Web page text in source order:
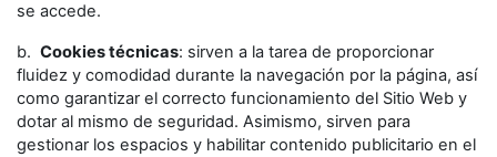
se accede.
b. Cookies técnicas: sirven a la tarea de proporcionar
fluidez y comodidad durante la navegación por la página, así
como garantizar el correcto funcionamiento del Sitio Web y
dotar al mismo de seguridad. Asimismo, sirven para
gestionar los espacios y habilitar contenido publicitario en el